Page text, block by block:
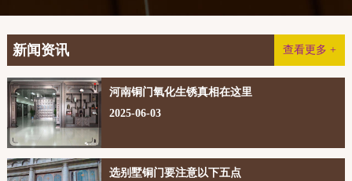
查看更多 +
新闻资讯
河南铜门氧化生锈真相在这里
2025-06-03
选别墅铜门要注意以下五点